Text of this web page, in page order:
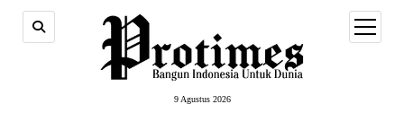
9 Agustus 2026
open
menu